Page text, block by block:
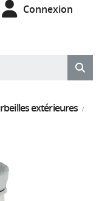
Connexion
extérieures